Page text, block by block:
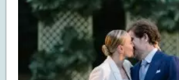
WILL YOU MARRY ME?
LUA DE MEL
COZINHA
DECORAÇÃO
DE NOIVA PRA NOIVA